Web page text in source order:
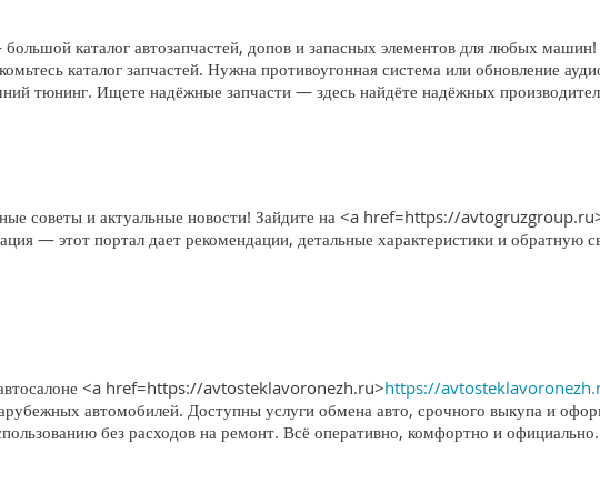
каталог автозапчастей, допов и запасных элементов для любых
каталог запчастей. Нужна противоугонная система или обновление
тюнинг. Ищете надёжные запчасти — здесь найдёте надёжных
советы и актуальные новости! Зайдите на <a href=https://
— этот портал дает рекомендации, детальные характеристики и обратную
<a href=https://avtosteklavoronezh.ru>https://
автомобилей. Доступны услуги обмена авто, срочного выкупа и
без расходов на ремонт. Всё оперативно, комфортно и